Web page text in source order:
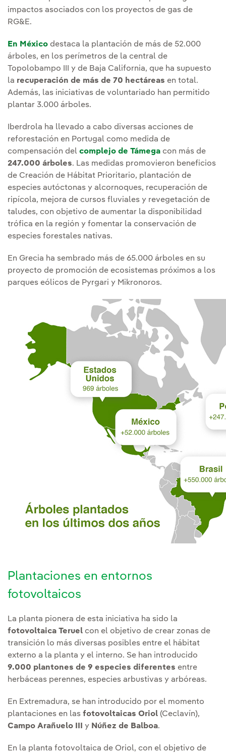
impactos asociados con los proyectos de gas de
RG&E.
En México destaca la plantación de más de 52.000
árboles, en los perímetros de la central de
Topolobampo III y de Baja California, que ha supuesto
la recuperación de más de 70 hectáreas en total.
Además, las iniciativas de voluntariado han permitido
plantar 3.000 árboles.
Iberdrola ha llevado a cabo diversas acciones de
reforestación en Portugal como medida de
compensación del complejo de Támega con más de
247.000 árboles. Las medidas promovieron beneficios
de Creación de Hábitat Prioritario, plantación de
especies autóctonas y alcornoques, recuperación de
ripícola, mejora de cursos fluviales y revegetación de
taludes, con objetivo de aumentar la disponibilidad
trófica en la región y fomentar la conservación de
especies forestales nativas.
En Grecia ha sembrado más de 65.000 árboles en su
proyecto de promoción de ecosistemas próximos a los
parques eólicos de Pyrgari y Mikronoros.
Plantaciones en entornos
fotovoltaicos
La planta pionera de esta iniciativa ha sido la
fotovoltaica Teruel con el objetivo de crear zonas de
transición lo más diversas posibles entre el hábitat
externo a la planta y el interno. Se han introducido
9.000 plantones de 9 especies diferentes entre
herbáceas perennes, especies arbustivas y arbóreas.
En Extremadura, se han introducido por el momento
plantaciones en las fotovoltaicas Oriol (Ceclavín),
Campo Arañuelo III y Núñez de Balboa.
En la planta fotovoltaica de Oriol, con el objetivo de